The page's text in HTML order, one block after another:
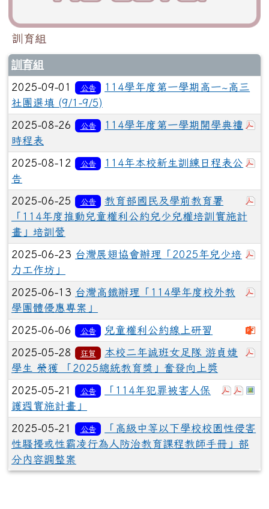
訓育組
訓育組
2025-09-01 公告
114學年度第一學期高一~高三
社團選填 (9/1-9/5)
2025-08-26 公告
114學年度第一學期開學典禮
時程表
2025-08-12 公告
114年本校新生訓練日程表公
告
2025-06-25 公告
教育部國民及學前教育署
「114年度推動兒童權利公約兒少兒權培訓實施計
畫」培訓營
2025-06-23 台灣展翅協會辦理「2025年兒少培
力工作坊」
2025-06-13 台灣高鐵辦理「114學年度校外教
學團體優惠專案」
2025-06-06 公告 兒童權利公約線上研習
2025-05-28 狂賀
本校二年誠班女足隊 游貞婕
學生 榮獲 「2025總統教育獎」奮發向上奬
於彈
於
2025-05-21 公告
「114年犯罪被害人保
護週實施計畫」
2025-05-21 公告
「高級中等以下學校校園性侵害
性騷擾或性霸凌行為人防治教育課程教師手冊」部
分內容調整案